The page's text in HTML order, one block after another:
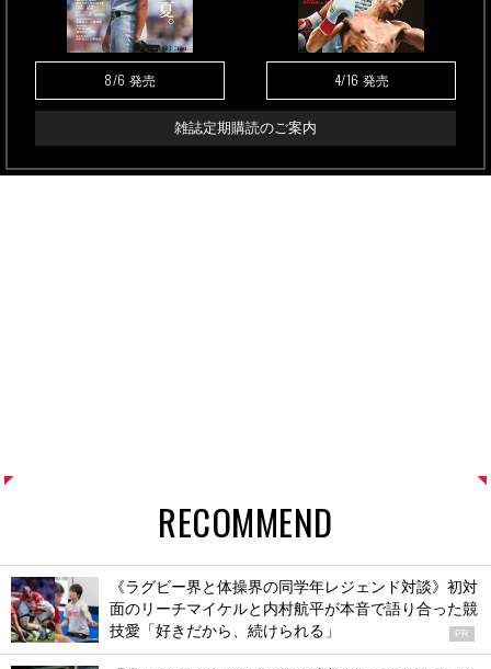
8/6 発売 4/16 発売
雑誌定期購読のご案内
RECOMMEND
《ラグビー界と体操界の同学年レジェンド対談》初対
面のリーチマイケルと内村航平が本音で語り合った競
技愛「好きだから、続けられる」
PR